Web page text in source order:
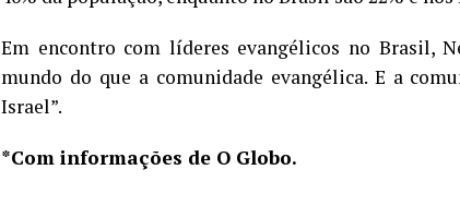
Em encontro com líderes evangélicos no Brasil,
mundo do que a comunidade evangélica. E a
Israel”.
*Com informações de O Globo.